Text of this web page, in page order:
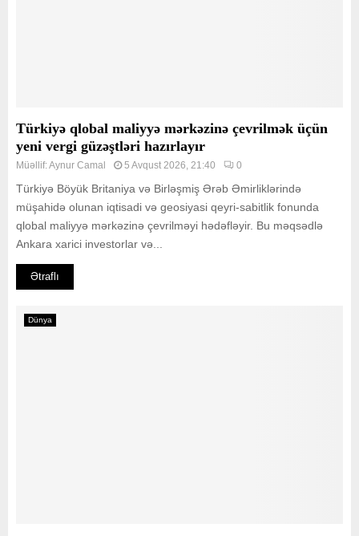
Türkiyə qlobal maliyyə mərkəzinə çevrilmək üçün
yeni vergi güzəştləri hazırlayır
Müəllif:Aynur Camal 5 Avqust 2026, 21:40 0
Türkiyə Böyük Britaniya və Birləşmiş Ərəb Əmirliklərində
müşahidə olunan iqtisadi və geosiyasi qeyri-sabitlik fonunda
qlobal maliyyə mərkəzinə çevrilməyi hədəfləyir. Bu məqsədlə
Ankara xarici investorlar və...
Ətraflı
Dünya